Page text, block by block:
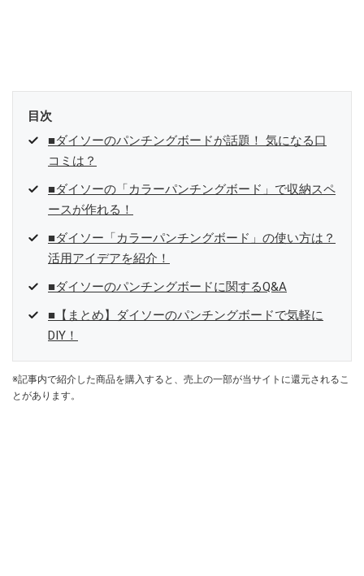
目次
■ダイソーのパンチングボードが話題！ 気になる口
コミは？
■ダイソーの「カラーパンチングボード」で収納スペ
ースが作れる！
■ダイソー「カラーパンチングボード」の使い方は？
活用アイデアを紹介！
■ダイソーのパンチングボードに関するQ&A
■【まとめ】ダイソーのパンチングボードで気軽に
DIY！
※記事内で紹介した商品を購入すると、売上の一部が当サイトに還元されるこ
とがあります。